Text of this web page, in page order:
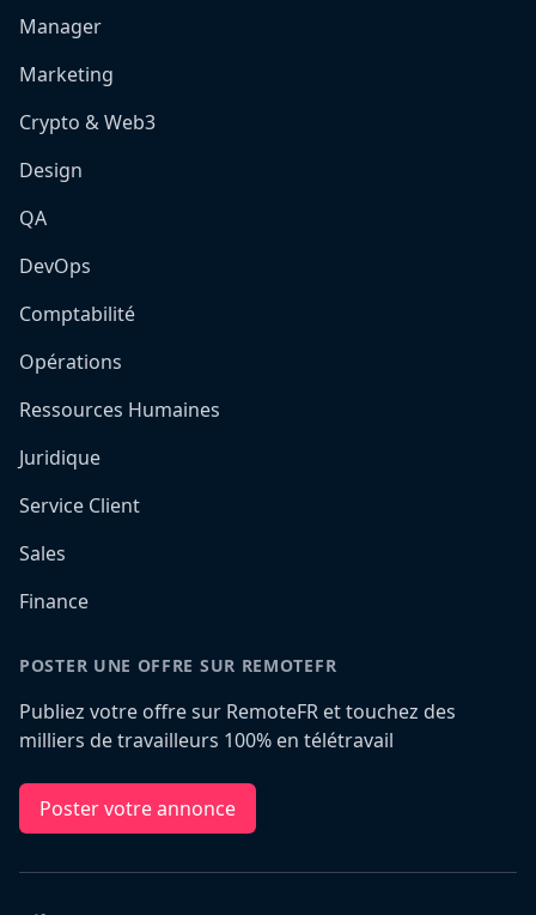
Manager
Marketing
Crypto & Web3
Design
QA
DevOps
Comptabilité
Opérations
Ressources Humaines
Juridique
Service Client
Sales
Finance
POSTER UNE OFFRE SUR REMOTEFR
Publiez votre offre sur RemoteFR et touchez des
milliers de travailleurs 100% en télétravail
Poster votre annonce